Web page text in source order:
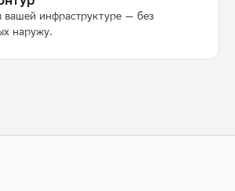
вашей инфраструктуре — без
наружу.